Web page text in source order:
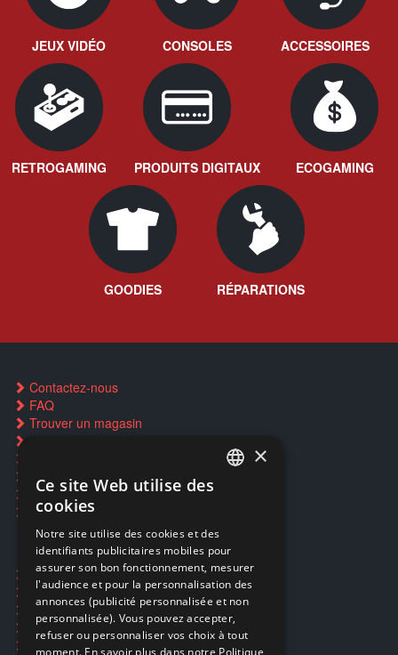
JEUX VIDÉO CONSOLES ACCESSOIRES
RETROGAMING PRODUITS DIGITAUX ECOGAMING
GOODIES RÉPARATIONS
Contactez-nous
FAQ
Trouver un magasin
Restauration CD griffés
Réparations & SAV
Smartpoints
Ecogaming
Expédition & retours
Confidentialité
Conditions générales
EA Sport UFC 6
ENGLISH
×
Ce site Web utilise des
cookies
Notre site utilise des cookies et des
identifiants publicitaires mobiles pour
assurer son bon fonctionnement, mesurer
l'audience et pour la personnalisation des
annonces (publicité personnalisée et non
personnalisée). Vous pouvez accepter,
refuser ou personnaliser vos choix à tout
moment. En savoir plus dans notre Politique